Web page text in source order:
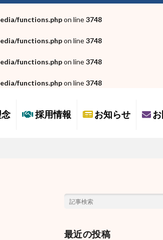
functions.phpon line3748
functions.phpon line3748
functions.phpon line3748
functions.phpon line3748
採用情報 お知らせ お
最近の投稿